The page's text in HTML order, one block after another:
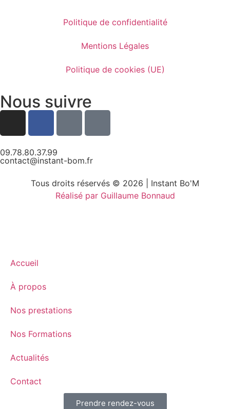
Politique de confidentialité
Mentions Légales
Politique de cookies (UE)
Nous suivre
09.78.80.37.99
contact@instant-bom.fr
Tous droits réservés © 2026 | Instant Bo'M
Réalisé par Guillaume Bonnaud
Accueil
À propos
Nos prestations
Nos Formations
Actualités
Contact
Prendre rendez-vous